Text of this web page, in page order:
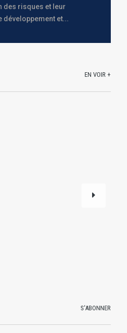
des risques et leur
développement et...
EN VOIR +
S'ABONNER